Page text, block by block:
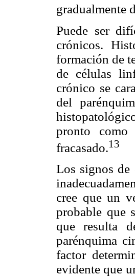
gradualmente
Puede ser
crónicos.
formación de
de células
crónico se
del
pronto como
fracasado.13
Los signos de
cree que un
probable que
que resulta
parénquima
factor
evidente que